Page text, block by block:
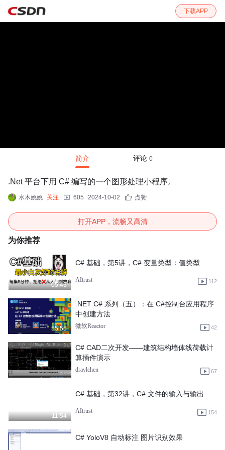
下载APP
简介 评论 0
.Net 平台下用 C# 编写的一个图形处理小程序。
水木姚姚 关注 605 2024-10-02 点赞
打开APP，流畅又高清
为你推荐
05:43
C# 基础，第5讲，C# 变量类型：值类型
AItrust 112
55:55
.NET C# 系列（五）：在 C#控制台应用程序
中创建方法
微软Reactor 42
C# CAD二次开发——建筑结构墙体线荷载计
算插件演示
draylchen 67
11:54
C# 基础，第32讲，C# 文件的输入与输出
AItrust 154
C# YoloV8 自动标注 图片识别效果